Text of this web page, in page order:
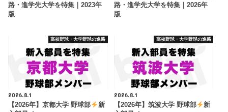
路・進学先大学を特集｜2023年
版
路・進学先大学を特集｜2026年
版
高校野球・大学野球の進路
2026.8.1
【2026年】京都大学 野球部
新
高校野球・大学野球の進路
2026.8.1
【2026年】筑波大学 野球部
新